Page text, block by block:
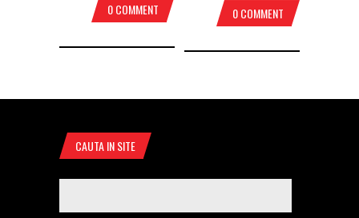
0 COMMENT 0 COMMENT
CAUTA IN SITE